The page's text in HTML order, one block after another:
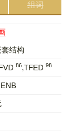
组词
结构
86,TFED 98